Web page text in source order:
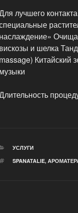
лучшего
наслаждение»
вискозы и шелка
massage) Китайский
музыки
РУБРИКИ
УСЛУГИ
МЕТКИ
SPANATALIE,